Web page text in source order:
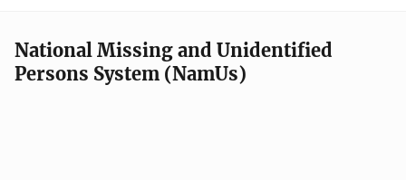
National Missing and Unidentified
Persons System (NamUs)